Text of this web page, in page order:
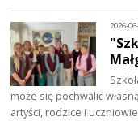
2026-
może się pochwalić
artyści, rodzice i